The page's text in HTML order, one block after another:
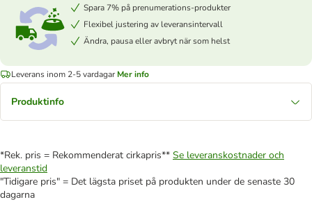
Spara 7% på prenumerations-produkter
Flexibel justering av leveransintervall
Ändra, pausa eller avbryt när som helst
Leverans inom 2-5 vardagar Mer info
Produktinfo
*Rek. pris = Rekommenderat cirkapris** Se leveranskostnader och
leveranstid
"Tidigare pris" = Det lägsta priset på produkten under de senaste 30
dagarna